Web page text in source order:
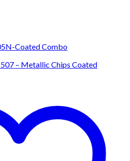
Coated Combo